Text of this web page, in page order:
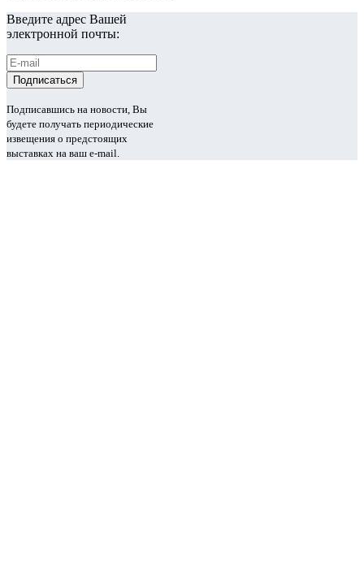
Введите адрес Вашей
электронной почты:
Подписавшись на новости, Вы
будете получать периодические
извещения о предстоящих
выставках на ваш e-mail.